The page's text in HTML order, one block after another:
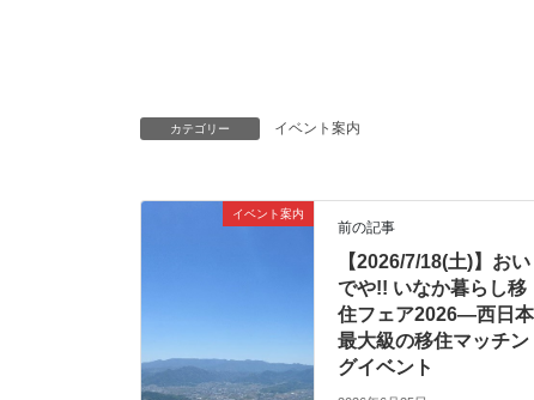
カテゴリー イベント案内
イベント案内
前の記事
【2026/7/18(土)】おい
でや!! いなか暮らし移
住フェア2026―西日本
最大級の移住マッチン
グイベント